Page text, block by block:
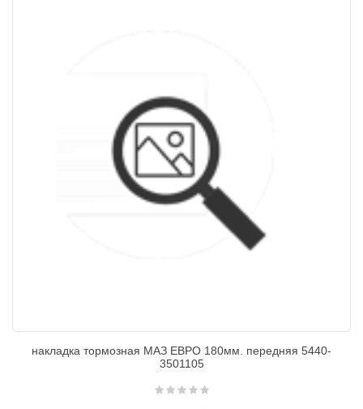
накладка тормозная МАЗ ЕВРО 180мм. передняя 5440-
3501105